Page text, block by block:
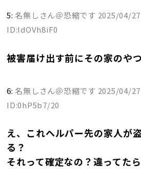
5:名無しさん＠恐縮です 2025/04/
ID:IdOVh8iF0
被害届け出す前にその家のや
6:名無しさん＠恐縮です 2025/04/
ID:0hP5b7/20
え、これヘルパー先の家人が
る？
それって確定なの？違ってた